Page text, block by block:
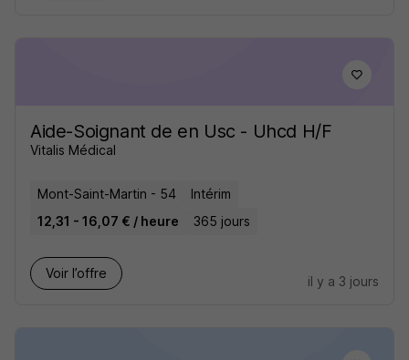
Aide-Soignant de en Usc - Uhcd H/F
Vitalis Médical
Mont-Saint-Martin - 54
Intérim
12,31 - 16,07 € / heure
365 jours
Voir l’offre
il y a 3 jours